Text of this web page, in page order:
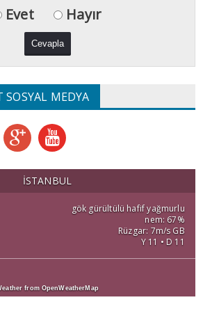
Evet Hayır
MEDYA
İSTANBUL
gök gürültülü hafif yağmurlu
nem: 67%
Rüzgar: 7m/s GB
Y 11 • D 11
from OpenWeatherMap